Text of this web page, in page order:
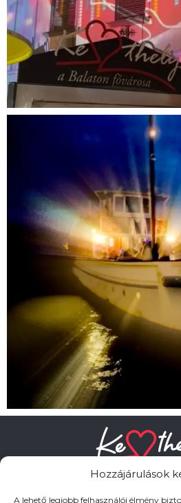
Hozzájárulások
A lehető legjobb felhasználói élmény